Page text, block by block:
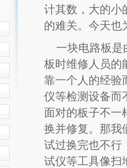
计其数，大的小
的难关。今天也
一块电路板是
板时维修人员的
靠一个人的经验
仪等检测设备而
面对的板子不一
换并修复。那我
试过换完也不行
试仪等工具像扫